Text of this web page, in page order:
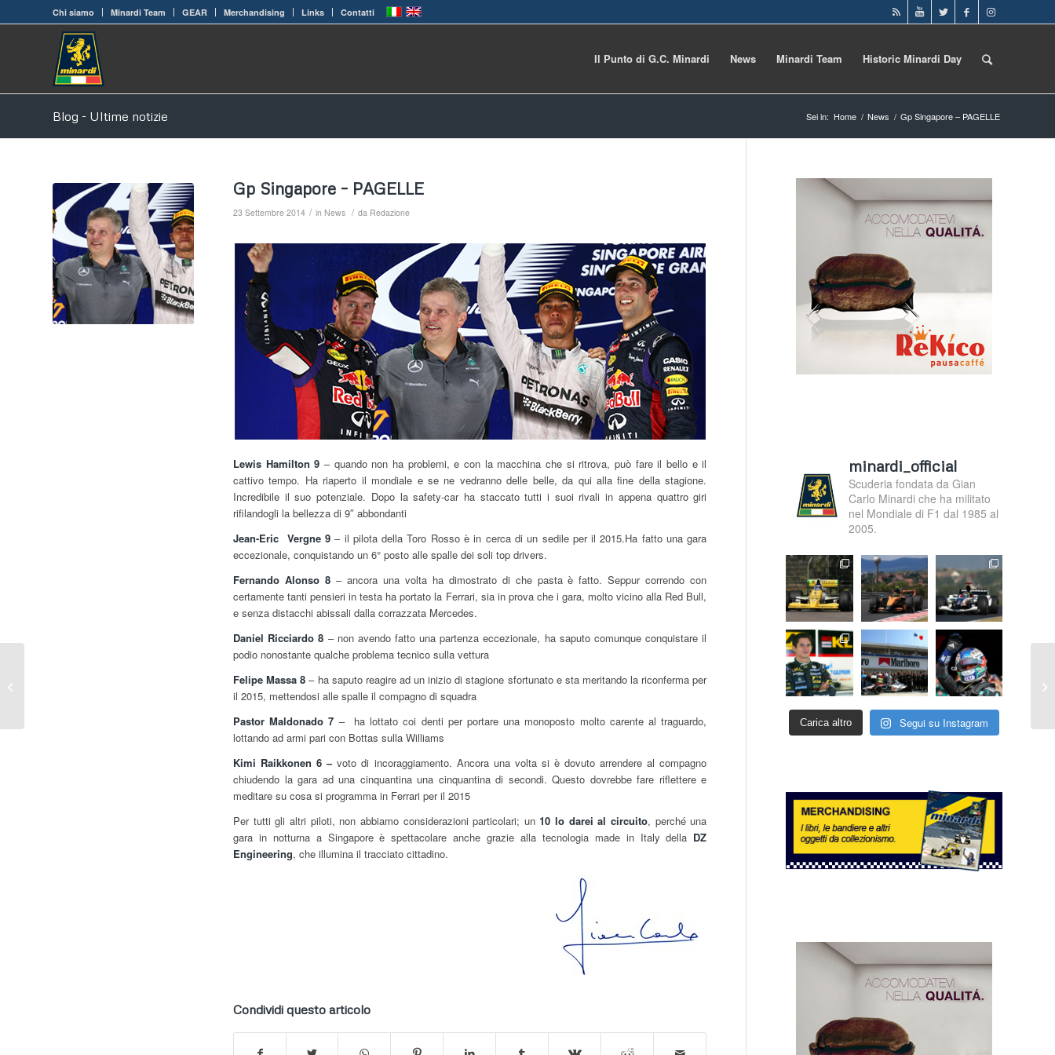
Chi siamo Minardi Team GEAR Merchandising Links Contatti
Il Punto di G.C. Minardi News Minardi Team Historic Minardi Day
Blog - Ultime notizie Sei in: Home / News / Gp Singapore – PAGELLE
Gp Singapore – PAGELLE
23 Settembre 2014 / in News / da Redazione
Lewis Hamilton 9 – quando non ha problemi, e con la macchina che si ritrova, può fare il bello e il
cattivo tempo. Ha riaperto il mondiale e se ne vedranno delle belle, da qui alla fine della stagione.
Incredibile il suo potenziale. Dopo la safety-car ha staccato tutti i suoi rivali in appena quattro giri
rifilandogli la bellezza di 9″ abbondanti
Jean-Eric Vergne 9– il pilota della Toro Rosso è in cerca di un sedile per il 2015.Ha fatto una gara
eccezionale, conquistando un 6° posto alle spalle dei soli top drivers.
Fernando Alonso 8– ancora una volta ha dimostrato di che pasta è fatto. Seppur correndo con
certamente tanti pensieri in testa ha portato la Ferrari, sia in prova che i gara, molto vicino alla Red Bull,
e senza distacchi abissali dalla corrazzata Mercedes.
Daniel Ricciardo 8 – non avendo fatto una partenza eccezionale, ha saputo comunque conquistare il
podio nonostante qualche problema tecnico sulla vettura
Felipe Massa 8 – ha saputo reagire ad un inizio di stagione sfortunato e sta meritando la riconferma per
il 2015, mettendosi alle spalle il compagno di squadra
Pastor Maldonado 7 – ha lottato coi denti per portare una monoposto molto carente al traguardo,
lottando ad armi pari con Bottas sulla Williams
Kimi Raikkonen 6 –voto di incoraggiamento. Ancora una volta si è dovuto arrendere al compagno
chiudendo la gara ad una cinquantina una cinquantina di secondi. Questo dovrebbe fare riflettere e
meditare su cosa si programma in Ferrari per il 2015
Per tutti gli altri piloti, non abbiamo considerazioni particolari; un10 lo darei al circuito, perché una
gara in notturna a Singapore è spettacolare anche grazie alla tecnologia made in Italy della DZ
Engineering, che illumina il tracciato cittadino.
Condividi questo articolo
minardi_official
Scuderia fondata da Gian
Carlo Minardi che ha militato
nel Mondiale di F1 dal 1985 al
2005.
Carica altro Segui su Instagram